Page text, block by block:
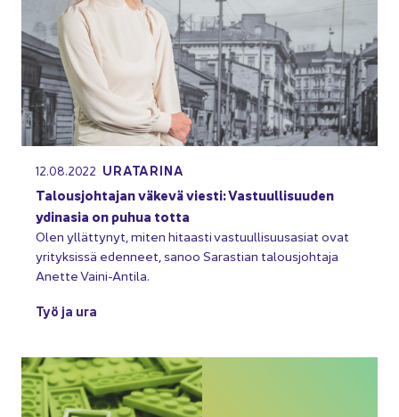
12.08.2022 URA­TA­RI­NA
Ta­lous­joh­ta­jan vä­ke­vä vies­ti: Vas­tuul­li­suu­den
ydin­a­sia on puhua totta
Olen yl­lät­ty­nyt, miten hi­taas­ti vas­tuul­li­suus­asiat ovat
yri­tyk­sis­sä eden­neet, sanoo Sa­ras­tian ta­lous­joh­ta­ja
Anet­te Vaini-​Antila.
Työ ja ura